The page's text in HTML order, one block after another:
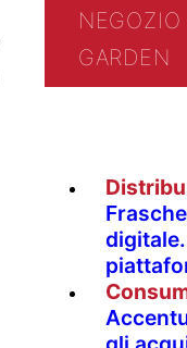
GARDEN